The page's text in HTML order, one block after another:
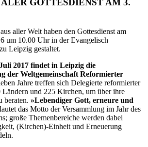
GOTTESDIENST AM 3.
aller Welt haben den Gottesdienst am
um 10.00 Uhr in der Evangelisch
Leipzig gestaltet.
2017 findet in Leipzig die
der Weltgemeinschaft Reformierter
Jahre treffen sich Delegierte reformierter
Ländern und 225 Kirchen, um über ihre
beraten. »Lebendiger Gott, erneure und
das Motto der Versammlung im Jahr des
große Themenbereiche werden dabei
(Kirchen)-Einheit und Erneuerung